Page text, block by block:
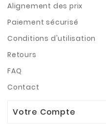
Alignement des prix
Paiement sécurisé
Conditions d'utilisation
Retours
FAQ
Contact
Votre Compte